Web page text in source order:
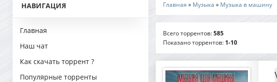
НАВИГАЦИЯ
Главная
Наш чат
Как скачать торрент ?
Популярные торренты
Главная » Музыка » Музыка в машину
Всего торрентов:585
Показано торрентов: 1-10